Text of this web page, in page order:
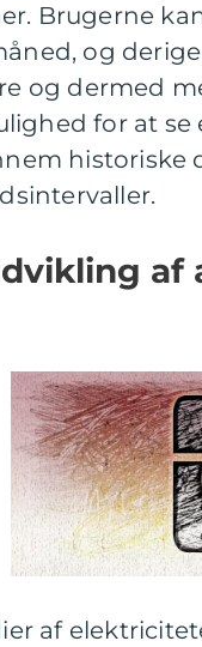
Brugerne
og
og dermed
for at
historiske
af
af